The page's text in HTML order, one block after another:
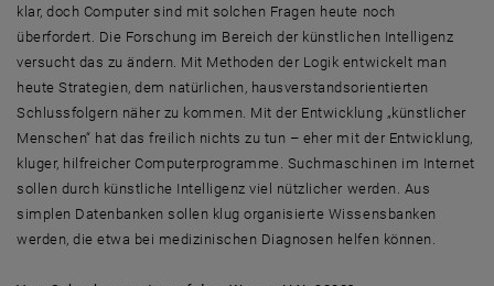
klar, doch Computer sind mit solchen Fragen heute noch
überfordert. Die Forschung im Bereich der künstlichen Intelligenz
versucht das zu ändern. Mit Methoden der Logik entwickelt man
heute Strategien, dem natürlichen, hausverstandsorientierten
Schlussfolgern näher zu kommen. Mit der Entwicklung „künstlicher
Menschen“ hat das freilich nichts zu tun – eher mit der Entwicklung,
kluger, hilfreicher Computerprogramme. Suchmaschinen im Internet
sollen durch künstliche Intelligenz viel nützlicher werden. Aus
simplen Datenbanken sollen klug organisierte Wissensbanken
werden, die etwa bei medizinischen Diagnosen helfen können.